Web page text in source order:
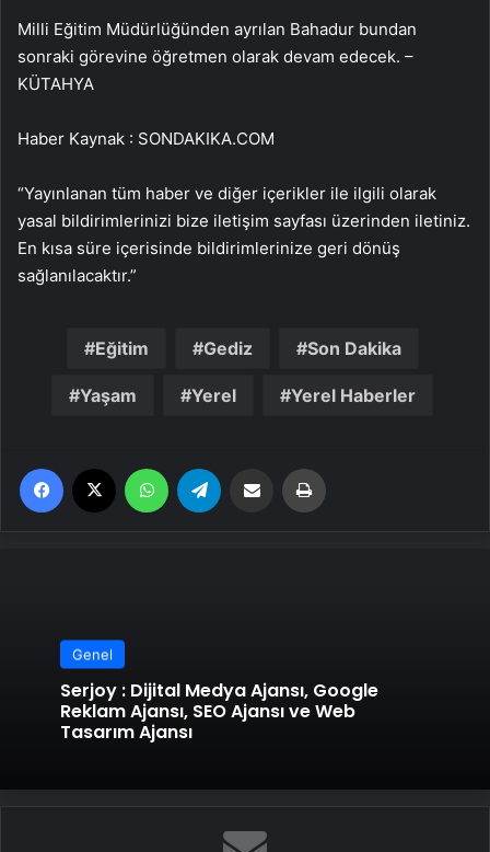
Milli Eğitim Müdürlüğünden ayrılan Bahadur bundan
sonraki görevine öğretmen olarak devam edecek. –
KÜTAHYA
Haber Kaynak : SONDAKIKA.COM
“Yayınlanan tüm haber ve diğer içerikler ile ilgili olarak
yasal bildirimlerinizi bize iletişim sayfası üzerinden iletiniz.
En kısa süre içerisinde bildirimlerinize geri dönüş
sağlanılacaktır.”
Eğitim Gediz Son Dakika
Yaşam Yerel Yerel Haberler
Facebook WhatsApp Email'den paylaş
Genel
Serjoy : Dijital Medya Ajansı, Google
Reklam Ajansı, SEO Ajansı ve Web
Tasarım Ajansı